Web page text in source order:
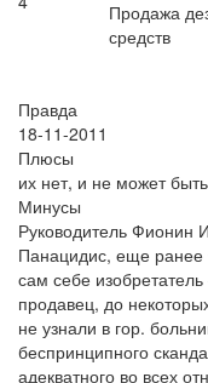
Продажа
средств
Правда
18-11-2011
Плюсы
их нет, и не может быть
Минусы
Руководитель Фионин
Панацидис, еще
сам себе
продавец, до
не узнали в гор.
беспринципного
адекватного во всех